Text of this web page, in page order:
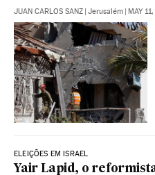
JUAN CARLOS SANZ | Jerusalém | MAY
ELEIÇÕES EM ISRAEL
Yair Lapid, o